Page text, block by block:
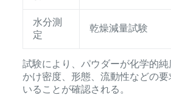
水分測
定
乾燥減量試験
試験により、パウダーが化学的
かけ密度、形態、流動性などの
いることが確認される。